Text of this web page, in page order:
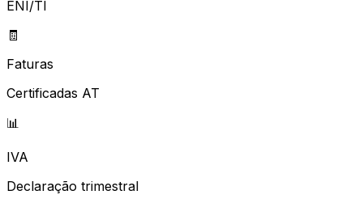
ENI/TI
🧾
Faturas
Certificadas AT
📊
IVA
Declaração trimestral